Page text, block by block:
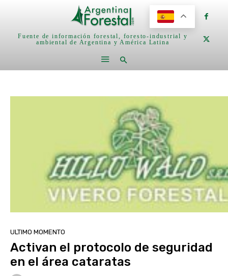
Fuente de información forestal, foresto-industrial y
ambiental de Argentina y América Latina
ULTIMO MOMENTO
Activan el protocolo de seguridad
en el área cataratas